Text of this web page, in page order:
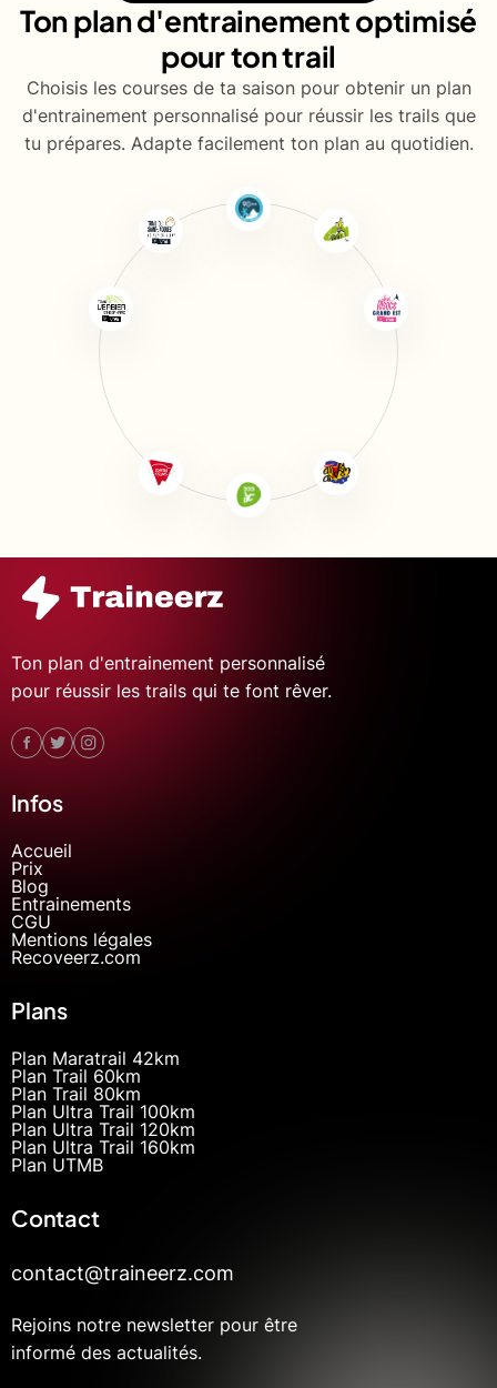
Ton plan d'entrainement optimisé
pour ton trail
Choisis les courses de ta saison pour obtenir un plan
d'entrainement personnalisé pour réussir les trails que
tu prépares. Adapte facilement ton plan au quotidien.
Ton plan d'entrainement personnalisé
pour réussir les trails qui te font rêver.
Infos
Accueil
Prix
Blog
Entrainements
CGU
Mentions légales
Recoveerz.com
Plans
Plan Maratrail 42km
Plan Trail 60km
Plan Trail 80km
Plan Ultra Trail 100km
Plan Ultra Trail 120km
Plan Ultra Trail 160km
Plan UTMB
Contact
contact@traineerz.com
Rejoins notre newsletter pour être
informé des actualités.